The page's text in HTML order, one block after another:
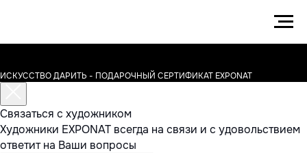
ИСКУССТВО ДАРИТЬ - ПОДАРОЧНЫЙ СЕРТИФИКАТ EXPONAT
Связаться с художником
Художники EXPONAT всегда на связи и с удовольствием
ответит на Ваши вопросы